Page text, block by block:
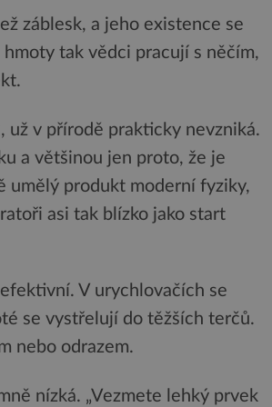
záblesk, a jeho existence se
tak vědci pracují s něčím,
už v přírodě prakticky nevzniká.
a většinou jen proto, že je
umělý produkt moderní fyziky,
asi tak blízko jako start
V urychlovačích se
se vystřelují do těžších terčů.
nebo odrazem.
nízká. „Vezmete lehký prvek